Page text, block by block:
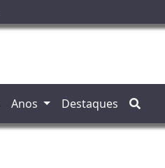
Anos Destaques